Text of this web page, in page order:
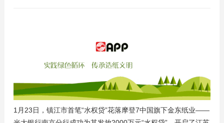
1月23日，镇江市首笔“水权贷”花落摩登7中国旗下金东纸业——